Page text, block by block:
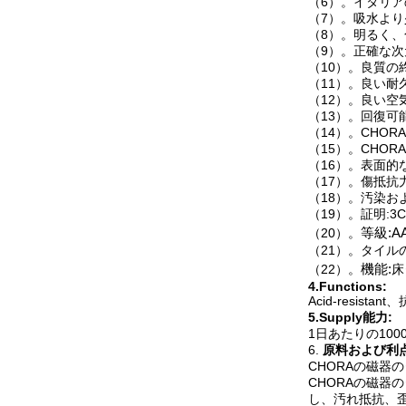
（7）。吸水よ
（8）。明るく
（9）。正確な
（10）。良質の
（11）。良い
（12）。良い空
（13）。回復
（14）。
（15）。
（16）。表面
（17）。傷抵
（18）。汚染
（19）。証明:3C
（20）。 等級
（21）。タイ
（22）。 機能:
4.Functions:
Acid-resistant、
5.Supply能力:
1日あたりの
6. 原料および利
CHORAの磁器
CHORAの磁器
し、汚れ抵抗、